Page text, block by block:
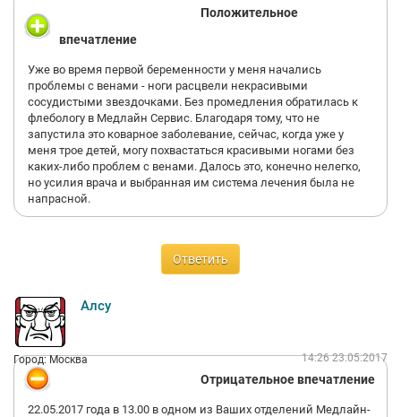
Положительное
впечатление
Уже во время первой беременности у меня начались
проблемы с венами - ноги расцвели некрасивыми
сосудистыми звездочками. Без промедления обратилась к
флебологу в Медлайн Сервис. Благодаря тому, что не
запустила это коварное заболевание, сейчас, когда уже у
меня трое детей, могу похвастаться красивыми ногами без
каких-либо проблем с венами. Далось это, конечно нелегко,
но усилия врача и выбранная им система лечения была не
напрасной.
Ответить
Алсу
Город: Москва 14:26 23.05.2017
Отрицательное впечатление
22.05.2017 года в 13.00 в одном из Ваших отделений Медлайн-